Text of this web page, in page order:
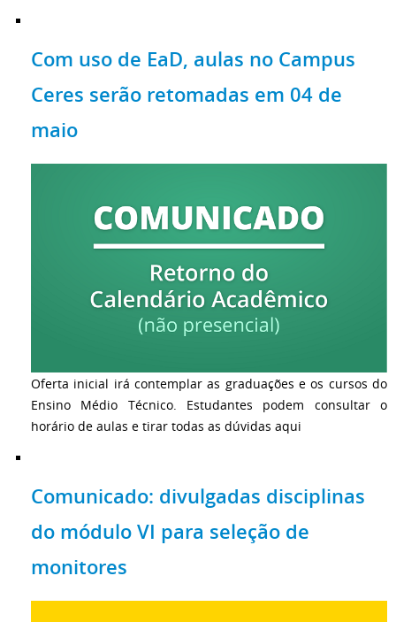
Com uso de EaD, aulas no Campus
Ceres serão retomadas em 04 de
maio
Oferta inicial irá contemplar as graduações e os cursos do
Ensino Médio Técnico. Estudantes podem consultar o
horário de aulas e tirar todas as dúvidas aqui
Comunicado: divulgadas disciplinas
do módulo VI para seleção de
monitores